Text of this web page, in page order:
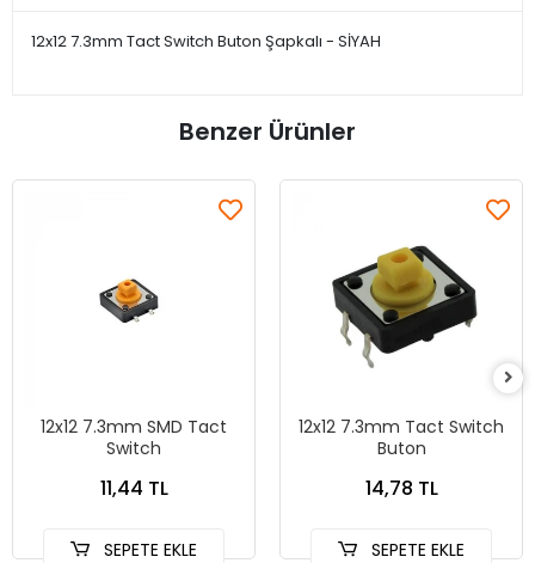
12x12 7.3mm Tact Switch Buton Şapkalı - SİYAH
Benzer Ürünler
12x12 7.3mm SMD Tact
Switch
11,44 TL
SEPETE EKLE
12x12 7.3mm Tact Switch
Buton
14,78 TL
SEPETE EKLE